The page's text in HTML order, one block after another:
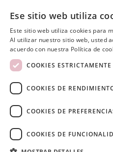
sistemas y redes de
seguridad industrial del
secreto" e internacional para
Además, PWPW es una
Central Europeo.
Ese sitio web utiliza
Este sitio web utiliza cookies para
Al utilizar nuestro sitio web, usted
acuerdo con nuestra Política de
COOKIES ESTRICTAMENTE
COOKIES DE
COOKIES DE
COOKIES DE